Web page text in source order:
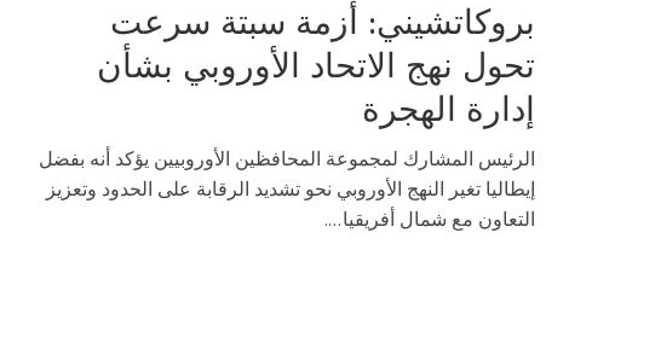
بروكاتشيني: أزمة سبتة سرعت
تحول نهج الاتحاد الأوروبي بشأن
إدارة الهجرة
الرئيس المشارك لمجموعة المحافظين الأوروبيين يؤكد أنه بفضل
إيطاليا تغير النهج الأوروبي نحو تشديد الرقابة على الحدود وتعزيز
التعاون مع شمال أفريقيا....